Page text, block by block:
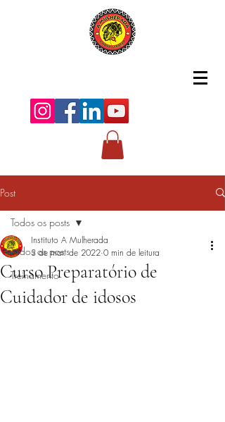
Post
Todos os posts
Treinamento
Todos os posts
Curso Preparatório de
Cuidador de idosos
Instituto A Mulherada
3 de mar. de 2022 0 min de leitura